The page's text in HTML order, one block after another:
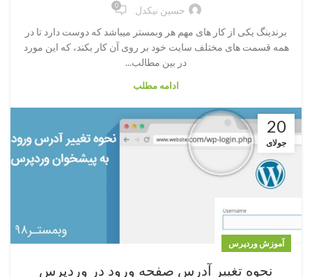
حسین نیکدل 0
برندینگ یکی از کار های مهم هر وبمستر میباشد که دوست دارد تا در
همه قسمت های مختلف سایت خود بر روی آن کار بکند، که این مورد
در بین مطالب...
ادامه مطلب
20
جولای
آموزش وردپرس
نحوه تغییر آدرس صفحه ورود در وردپرس